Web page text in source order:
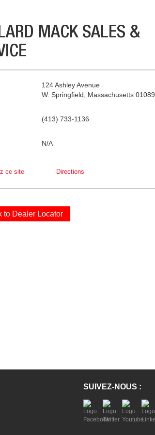
MACK SALES &
124 Ashley Avenue
W. Springfield, Massachusetts 01089
(413) 733-1136
N/A
ce site Directions
to Dealer Locator
SUIVEZ-NOUS :